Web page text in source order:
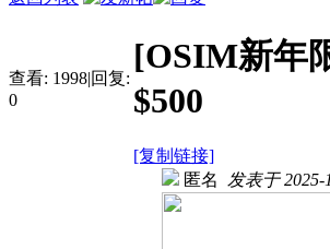
查看: 1998|回复:
0
[OSIM新年
$500
[复制链接]
匿名 发表于 2025-